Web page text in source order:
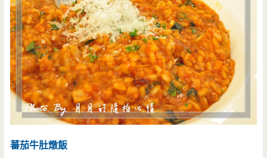
蕃茄牛肚燉飯